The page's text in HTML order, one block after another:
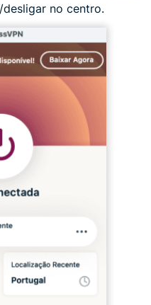
no centro.